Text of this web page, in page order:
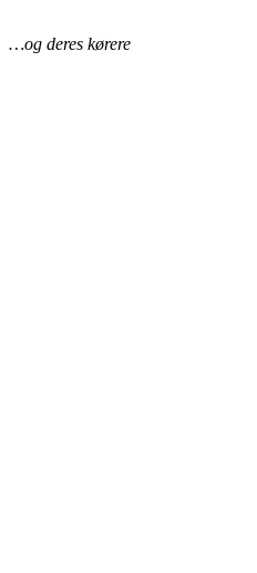
…og deres kørere